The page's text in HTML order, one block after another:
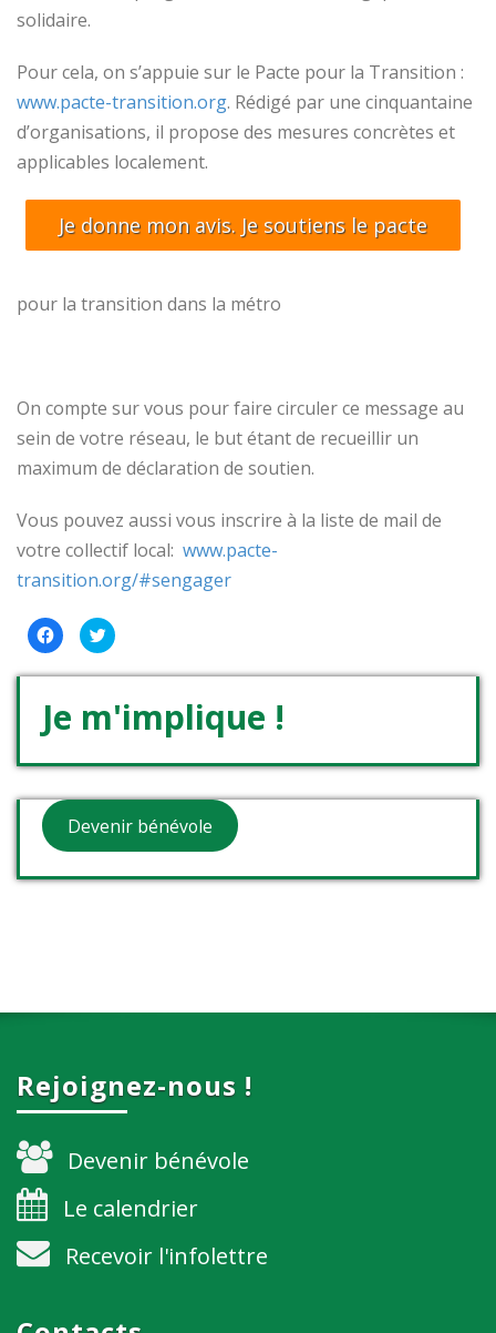
solidaire.
Pour cela, on s’appuie sur le Pacte pour la Transition :
www.pacte-transition.org. Rédigé par une cinquantaine
d’organisations, il propose des mesures concrètes et
applicables localement.
Je donne mon avis. Je soutiens le pacte
pour la transition dans la métro
On compte sur vous pour faire circuler ce message au
sein de votre réseau, le but étant de recueillir un
maximum de déclaration de soutien.
Vous pouvez aussi vous inscrire à la liste de mail de
votre collectif local: www.pacte-
transition.org/#sengager
Cliquez
pour
partager
sur
une
nouvelle
Cliquez
pour
sur
une
nouvelle
Je m'implique !
Devenir bénévole
Rejoignez-nous !
Devenir bénévole
Le calendrier
Recevoir l'infolettre